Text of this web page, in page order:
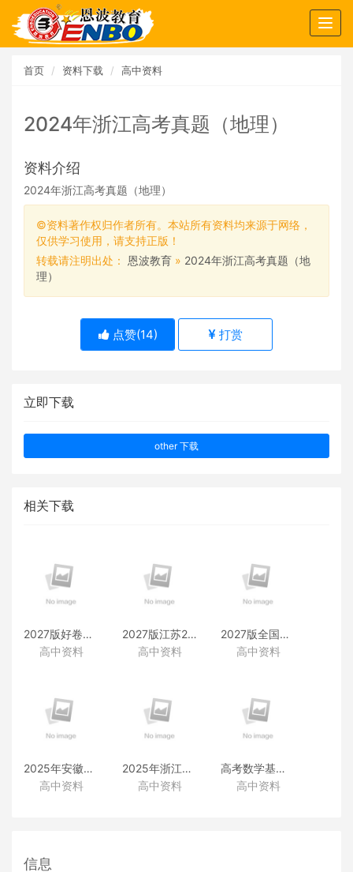
首页 资料下载 高中资料
2024年浙江高考真题（地理）
资料介绍
2024年浙江高考真题（地理）
©资料著作权归作者所有。本站所有资料均来源于网络，
仅供学习使用，请支持正版！
转载请注明出处： 恩波教育 » 2024年浙江高考真题（地
理）
点赞(14) 打赏
立即下载
other 下载
相关下载
2027版好卷速递附赠资料
高中资料
2027版江苏28套附赠资料
高中资料
2027版全国38套附赠资料
高中资料
2025年安徽高考真题
（化学）
高中资料
2025年浙江高考真题
（化学）
高中资料
高考数学基础篇
（类题拓展和变式练透）
高中资料
信息